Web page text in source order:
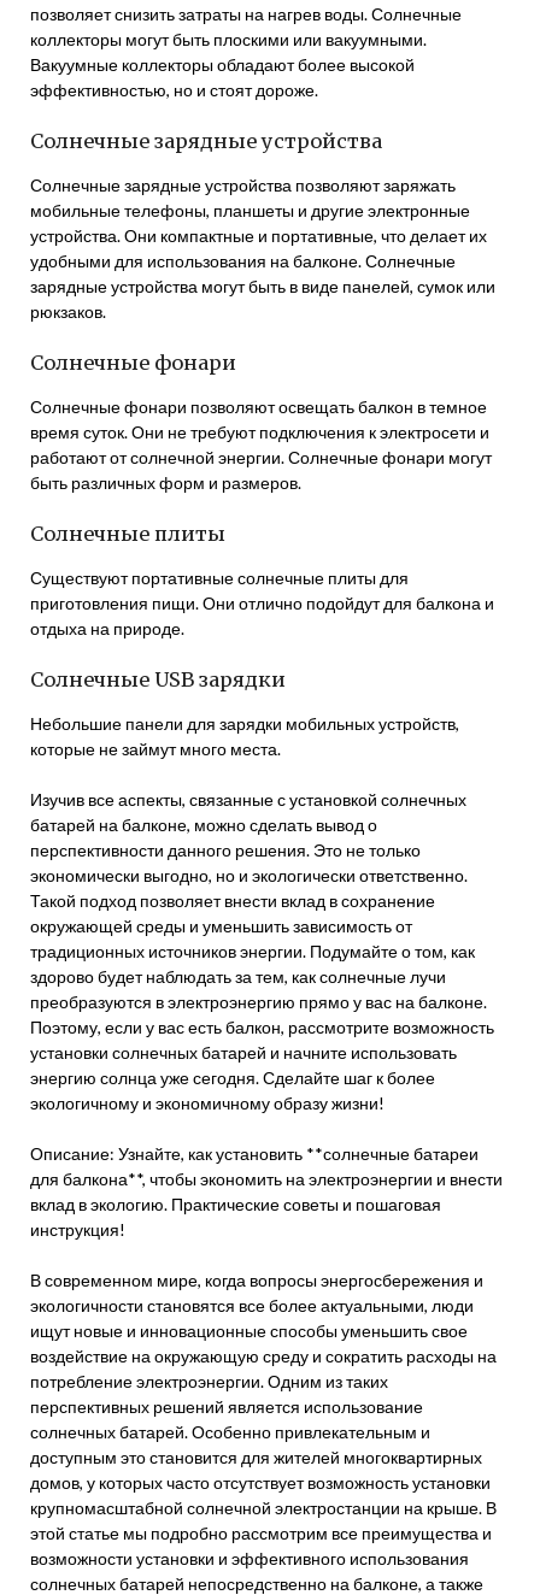
позволяет снизить затраты на нагрев воды. Солнечные
коллекторы могут быть плоскими или вакуумными.
Вакуумные коллекторы обладают более высокой
эффективностью, но и стоят дороже.
Солнечные зарядные устройства
Солнечные зарядные устройства позволяют заряжать
мобильные телефоны, планшеты и другие электронные
устройства. Они компактные и портативные, что делает их
удобными для использования на балконе. Солнечные
зарядные устройства могут быть в виде панелей, сумок или
рюкзаков.
Солнечные фонари
Солнечные фонари позволяют освещать балкон в темное
время суток. Они не требуют подключения к электросети и
работают от солнечной энергии. Солнечные фонари могут
быть различных форм и размеров.
Солнечные плиты
Существуют портативные солнечные плиты для
приготовления пищи. Они отлично подойдут для балкона и
отдыха на природе.
Солнечные USB зарядки
Небольшие панели для зарядки мобильных устройств,
которые не займут много места.
Изучив все аспекты, связанные с установкой солнечных
батарей на балконе, можно сделать вывод о
перспективности данного решения. Это не только
экономически выгодно, но и экологически ответственно.
Такой подход позволяет внести вклад в сохранение
окружающей среды и уменьшить зависимость от
традиционных источников энергии. Подумайте о том, как
здорово будет наблюдать за тем, как солнечные лучи
преобразуются в электроэнергию прямо у вас на балконе.
Поэтому, если у вас есть балкон, рассмотрите возможность
установки солнечных батарей и начните использовать
энергию солнца уже сегодня. Сделайте шаг к более
экологичному и экономичному образу жизни!
Описание: Узнайте, как установить **солнечные батареи
для балкона**, чтобы экономить на электроэнергии и внести
вклад в экологию. Практические советы и пошаговая
инструкция!
В современном мире, когда вопросы энергосбережения и
экологичности становятся все более актуальными, люди
ищут новые и инновационные способы уменьшить свое
воздействие на окружающую среду и сократить расходы на
потребление электроэнергии. Одним из таких
перспективных решений является использование
солнечных батарей. Особенно привлекательным и
доступным это становится для жителей многоквартирных
домов, у которых часто отсутствует возможность установки
крупномасштабной солнечной электростанции на крыше. В
этой статье мы подробно рассмотрим все преимущества и
возможности установки и эффективного использования
солнечных батарей непосредственно на балконе, а также